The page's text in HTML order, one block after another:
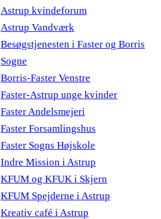
Astrup kvindeforum
Astrup Vandværk
Besøgstjenesten i Faster og Borris
Sogne
Borris-Faster Venstre
Faster-Astrup unge kvinder
Faster Andelsmejeri
Faster Forsamlingshus
Faster Sogns Højskole
Indre Mission i Astrup
KFUM og KFUK i Skjern
KFUM Spejderne i Astrup
Kreativ café i Astrup